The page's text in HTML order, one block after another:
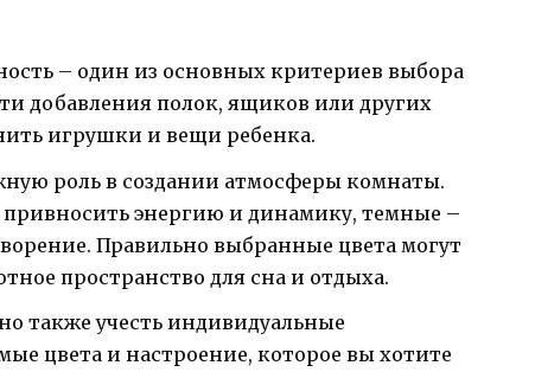
– один из основных критериев выбора
добавления полок, ящиков или других
игрушки и вещи ребенка.
роль в создании атмосферы комнаты.
энергию и динамику, темные –
Правильно выбранные цвета могут
пространство для сна и отдыха.
также учесть индивидуальные
цвета и настроение, которое вы хотите